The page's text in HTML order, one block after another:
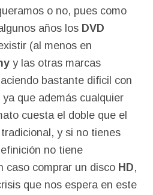
o no, pues como
años los DVD
(al menos en
y las otras marcas
bastante dificil con
que además cualquier
cuesta el doble que el
y si no tienes
no tiene
caso comprar un disco HD,
que nos espera en este